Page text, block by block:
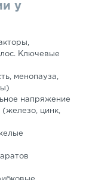
у
Ключевые
менопауза,
напряжение
цинк,